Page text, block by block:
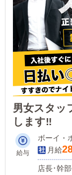
男女スタッ
します‼
給与
ボーイ・
月給
店長･幹